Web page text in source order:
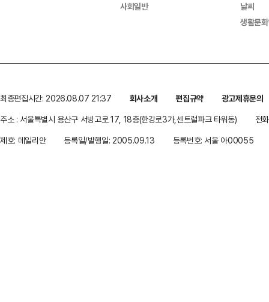
사회일반
날씨
생활문
최종편집시간: 2026.08.07 21:37 회사소개 편집규약
광고제휴문의
주소 : 서울특별시 용산구 서빙고로 17, 18층(한강로3가,센트럴파크 타워동)
전
제호: 데일리안
등록일/발행일: 2005.09.13 등록번호: 서울 아00055